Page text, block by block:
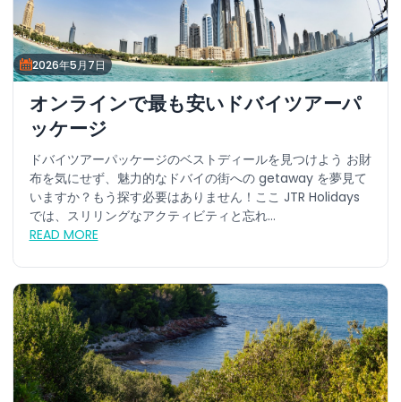
2026年5月7日
オンラインで最も安いドバイツアーパ
ッケージ
ドバイツアーパッケージのベストディールを見つけよう お財
布を気にせず、魅力的なドバイの街への getaway を夢見て
いますか？もう探す必要はありません！ここ JTR Holidays
では、スリリングなアクティビティと忘れ...
READ MORE